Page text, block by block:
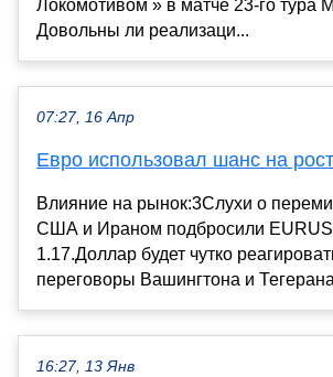
Локомотивом » в матче 23-го тура
Довольны ли реализаци...
07:27, 16 Апр
Евро использовал шанс на рост
Влияние на рынок:3Слухи о
США и Ираном подбросили
1.17.Доллар будет чутко
переговоры Вашингтона и
16:27, 13 Янв